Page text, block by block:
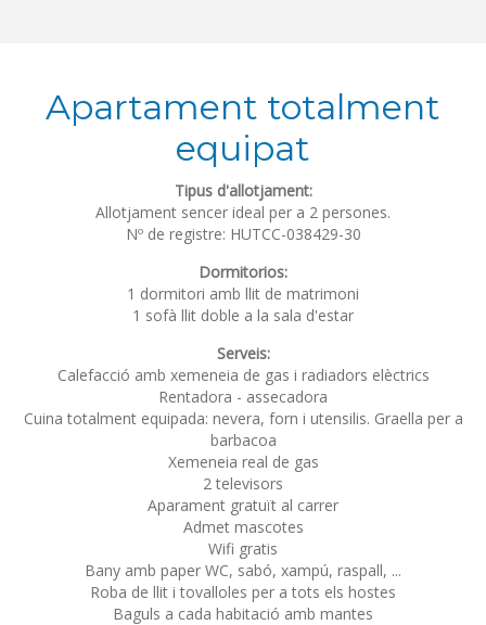
Apartament totalment
equipat
Tipus d'allotjament:
Allotjament sencer ideal per a 2 persones.
Nº de registre: HUTCC-038429-30
Dormitorios:
1 dormitori amb llit de matrimoni
1 sofà llit doble a la sala d'estar
Serveis:
Calefacció amb xemeneia de gas i radiadors elèctrics
Rentadora - assecadora
Cuina totalment equipada: nevera, forn i utensilis. Graella per a
barbacoa
Xemeneia real de gas
2 televisors
Aparament gratuït al carrer
Admet mascotes
Wifi gratis
Bany amb paper WC, sabó, xampú, raspall, ...
Roba de llit i tovalloles per a tots els hostes
Baguls a cada habitació amb mantes